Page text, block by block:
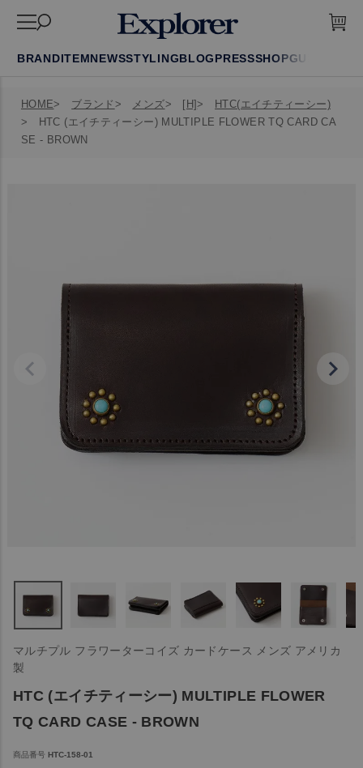
BRANDITEMNEWSSTYLINGBLOGPRESSSHOPGUIDE
HOME ブランド メンズ [H]
HTC(エイチティーシー)
HTC (エイチティーシー) MULTIPLE FLOWER TQ CARD CA
SE - BROWN
マルチプル フラワーターコイズ カードケース メンズ アメリカ
製
HTC (エイチティーシー) MULTIPLE FLOWER
TQ CARD CASE - BROWN
商品番号 HTC-158-01